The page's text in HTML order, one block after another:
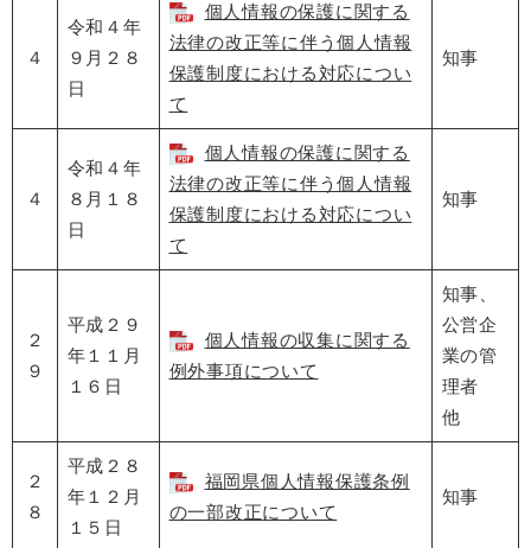
４
令和４年
９月２８
日
個人情報の保護に関する
法律の改正等に伴う個人情報
保護制度における対応につい
て
知事
４
令和４年
８月１８
日
個人情報の保護に関する
法律の改正等に伴う個人情報
保護制度における対応につい
て
知事
２
９
平成２９
年１１月
１６日
個人情報の収集に関する
例外事項について
知事、
公営企
業の管
理者
他
２
８
平成２８
年１２月
１５日
福岡県個人情報保護条例
の一部改正について
知事